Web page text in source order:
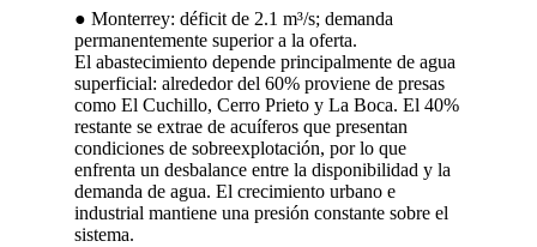
● Monterrey: déficit de 2.1 m³/s; demanda
permanentemente superior a la oferta.
El abastecimiento depende principalmente de agua
superficial: alrededor del 60% proviene de presas
como El Cuchillo, Cerro Prieto y La Boca. El 40%
restante se extrae de acuíferos que presentan
condiciones de sobreexplotación, por lo que
enfrenta un desbalance entre la disponibilidad y la
demanda de agua. El crecimiento urbano e
industrial mantiene una presión constante sobre el
sistema.